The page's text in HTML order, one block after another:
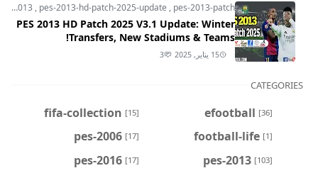
pes-2013 , pes-2013-hd-patch-2025-update , pes-2013-patch
PES 2013 HD Patch 2025 V3.1 Update: Winter
Transfers, New Stadiums & Teams!
15 يناير, 2025 3
CATEGORIES
efootball [36]
fifa-collection [15]
football-life [1]
pes-2006 [17]
pes-2013 [103]
pes-2016 [17]